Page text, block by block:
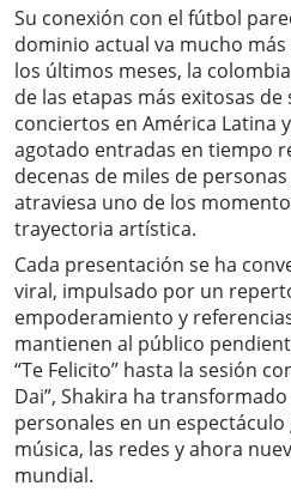
Su conexión con el fútbol
dominio actual va mucho
los últimos meses, la
de las etapas más exitosas de
conciertos en América Latina
agotado entradas en tiempo
decenas de miles de
atraviesa uno de los
trayectoria artística.
Cada presentación se ha
viral, impulsado por un
empoderamiento y
mantienen al público
“Te Felicito” hasta la sesión
Dai”, Shakira ha
personales en un
música, las redes y ahora
mundial.